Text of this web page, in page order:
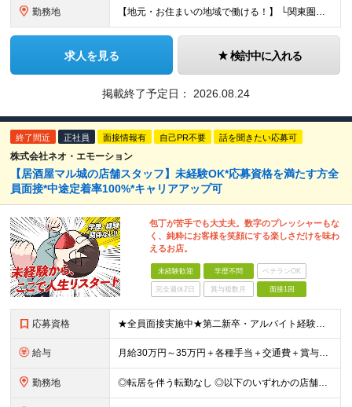
勤務地 【地元・お住まいの地域で働ける！】 └関東圏・関西圏のライフ各店舗へ配属となります ★公共交通機関での通勤 ★転居を伴う転勤はなし ＼関東圏／ 【東京都】 千代田区/中央区/荒川区/台東区/北区/足
求人を見る 検討中に入れる
掲載終了予定日： 2026.08.24
終了間近 正社員 面接情報有 自己PR不要 話を聞きたい応募可
株式会社ネオ・エモーション
【居酒屋マル城の店舗スタッフ】未経験OK*応募資格を満たす方全
員面接*中途定着率100%*キャリアアップ可
包丁が苦手でも大丈夫。数字のプレッシャーもな
く、純粋にお客様を笑顔にする楽しさだけを味わ
えるお店。
未経験歓迎 学歴不問 ベテランOK
完全週休2日 賞与複数月 面接1回
応募資格 ★全員面接実施中★第二新卒・アルバイト経験・初めての転職も歓迎★パパ・ママ社員も活躍中★人物・意欲重視 ●学歴不問 ●未経験OK ●40歳以下の方（若年層の長期キャリア形成のため） ＼たくさんの方
給与 月給30万円～35万円＋各種手当＋交通費＋賞与年1回 ※前職給与・経験・スキルを考慮の上、決定いたします ※上記金額には固定残業代（30時間分／71,300円～）を含みます。超過分は全額支給します
勤務地 ◎転居を伴う転勤なし ◎以下のいずれかの店舗への配属となります ■まぐろ問屋 二代目 マル城キッチン【THE LIVE店(横浜関内)】 神奈川県横浜市中区港町１丁目1番１ BASEGATE横浜関内